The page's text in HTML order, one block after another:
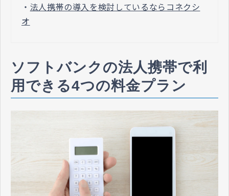
・ 法人携帯の導入を検討しているならコネクシ
オ
ソフトバンクの法人携帯で利
用できる4つの料金プラン